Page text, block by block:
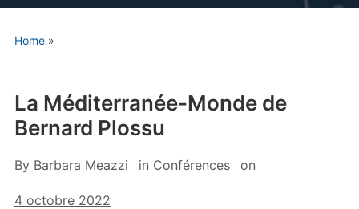
Home»
La Méditerranée-Monde de
Bernard Plossu
By Barbara Meazzi in Conférences on
4 octobre 2022